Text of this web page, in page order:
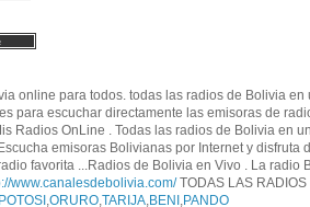
online para todos. todas las radios de Bolivia
para escuchar directamente las emisoras de
Radios OnLine . Todas las radios de Bolivia en
emisoras Bolivianas por Internet y disfruta
favorita ...Radios de Bolivia en Vivo . La radio
www.canalesdebolivia.com/TODAS LAS RADIOS
POTOSI ,ORURO,TARIJA,BENI ,PANDO